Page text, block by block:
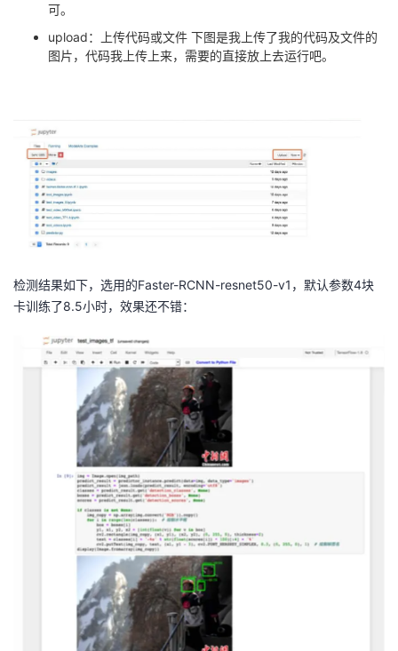
可。
upload：上传代码或文件 下图是我上传了我的代码及文件的
图片，代码我上传上来，需要的直接放上去运行吧。
检测结果如下，选用的Faster-RCNN-resnet50-v1，默认参数4块
卡训练了8.5小时，效果还不错：